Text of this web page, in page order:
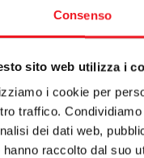
Consenso
sito web utilizza i
i cookie per
traffico.
dei dati web,
hanno raccolto dal suo
di
Brenco
volta